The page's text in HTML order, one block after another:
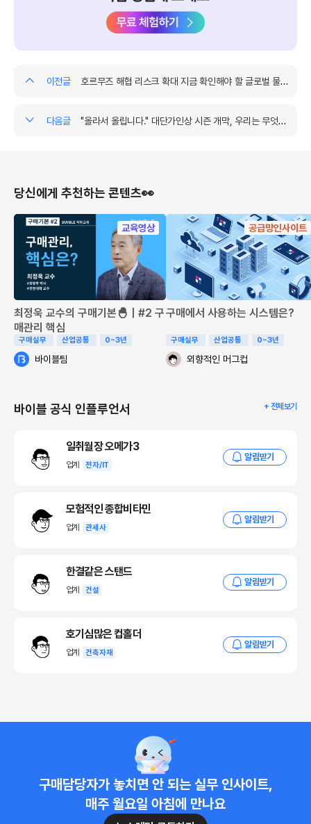
라 전력망, 수소 파이프라인, 고속 데이터 케이블까지 통합하여 '신뢰할
려는 시도죠. 이 과정에서 중국의 일대일로(一帶一路) 전략은 명확한 도
전에 직면하게 되었고 이란에 공들였던 중국의 투자는 물류망의 중심축
이 이동하면서 큰 타격을 입게 되었어요.
대한민국의 5가지 필승 전략 : '노드(Node) 국가'로의 도약
이런 거대한 파도 속에서 우리나라는 어떤 방향으로 가야 할까요? 단순
한 '제조 강국'을 넘어 공급망의 흐름에서 대체 불가능한 핵심 기술을 장
악하는 '노드(Node) 국가'가 되어야 해요. 다행히 우리나라는 이미 '공급
망 3법(공급망기본법, 소부장특별법, 자원안보법)' 체제를 완성해 법적
범정부 컨트롤타워 가동 : '공급망 안정화 위원회'를 중심
동맹과의 협력 수위를 정교하게 조율해야 해요.
'비축'에서 '신속 전환'으로 : 조기경보시스템(EWS)을 통
급선을 순식간에 갈아탈 수 있는 기동성을 법적으로 보장
받고 활용해야 합니다.
너지 수입선을 다변화하며 우리만의 독자적인 실리를 챙기
는 전략적 자율성이 필요해요.
공급망 외교의 입법화 : 민간 기업을 '선도사업자'로 지정하
고 국가가 위험을 분담하는 민-관 협력 체제를 더욱 공고히
해야 합니다.
연결의 용이성이 곧 국력인 시대
장기적으로 보면 안정적이고 탄력적인 연결성을 꾸준히 확보한 국가만이
잘 살 수밖에 없어요. 공급망이 꼬이는 이유는 경제 논리로 흘러가야 할
이전글 호르무즈 해협 리스크 확대 지금 확인해야 할 글로벌 물류 이슈 3가지
다음글 "올라서 올립니다." 대단가인상 시즌 개막, 우리는 무엇을 봐야 하는가
당신에게 추천하는 콘텐츠👀
교육영상
최정욱 교수의 구매기본🐣｜#2 구
매관리 핵심
구매실무 산업공통 0~3년
바이블팀
공급망인사이트
구매에서 사용하는 시스템은?
구매실무 산업공통 0~3년
외향적인 머그컵
바이블 공식 인플루언서 + 전체보기
일취월장 오메가3
업계 전자/IT
알림받기
모험적인 종합비타민
업계 관세사
알림받기
한결같은 스탠드
업계 건설
알림받기
호기심많은 컵홀더
업계 건축자재
알림받기
구매담당자가 놓치면 안 되는 실무 인사이트,
매주 월요일 아침에 만나요